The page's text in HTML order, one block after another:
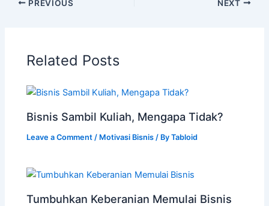
PREVIOUS NEXT
Related Posts
Bisnis Sambil Kuliah, Mengapa Tidak?
Leave a Comment / Motivasi Bisnis / ByTabloid
Tumbuhkan Keberanian Memulai Bisnis